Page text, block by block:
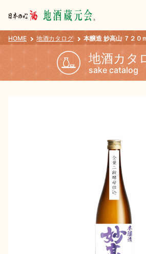
会員登録
地酒カ
HOME 地酒カタログ 本醸造 妙高山 ７２０
地酒カタ
sake catalog